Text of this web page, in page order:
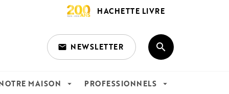
HACHETTE LIVRE
email NEWSLETTER search
MAISON arrow_drop_down PROFESSIONNELS arrow_drop_down